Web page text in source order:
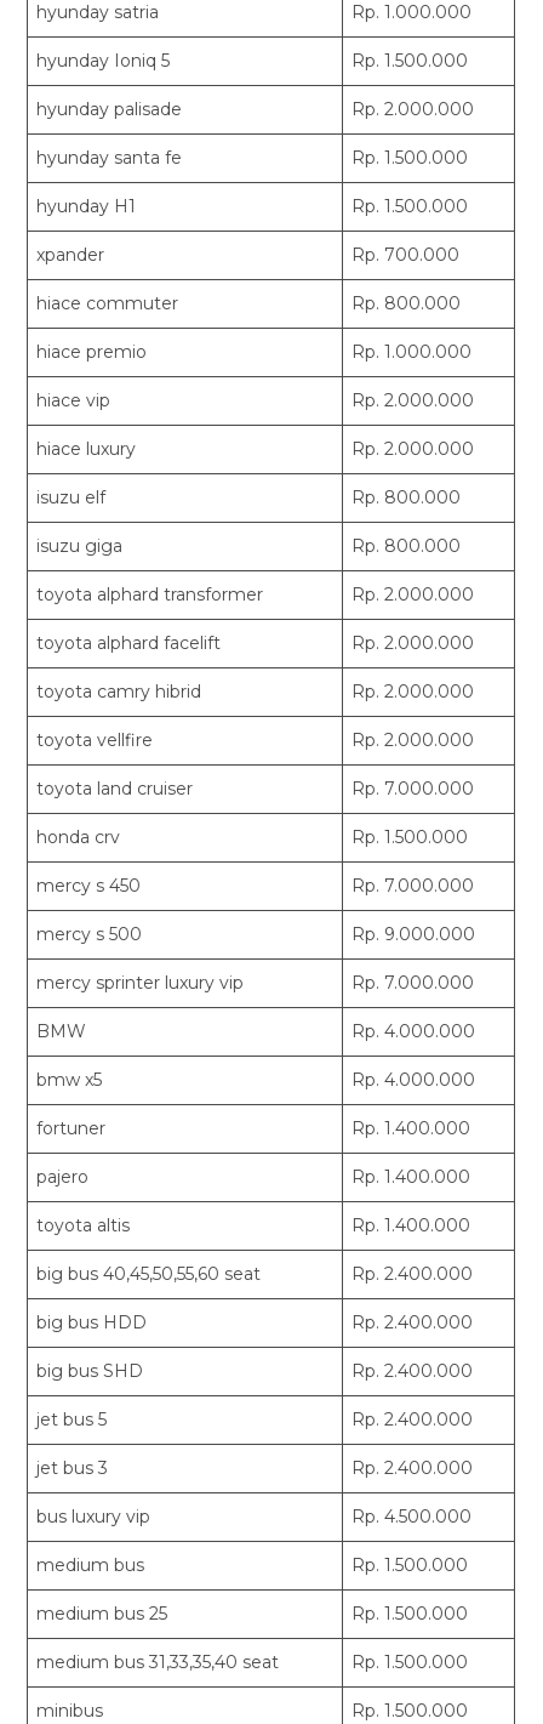
hyunday satria Rp. 1.000.000
hyunday Ioniq 5 Rp. 1.500.000
hyunday palisade Rp. 2.000.000
hyunday santa fe Rp. 1.500.000
hyunday H1 Rp. 1.500.000
xpander Rp. 700.000
hiace commuter Rp. 800.000
hiace premio Rp. 1.000.000
hiace vip Rp. 2.000.000
hiace luxury Rp. 2.000.000
isuzu elf Rp. 800.000
isuzu giga Rp. 800.000
toyota alphard transformer Rp. 2.000.000
toyota alphard facelift Rp. 2.000.000
toyota camry hibrid Rp. 2.000.000
toyota vellfire Rp. 2.000.000
toyota land cruiser Rp. 7.000.000
honda crv Rp. 1.500.000
mercy s 450 Rp. 7.000.000
mercy s 500 Rp. 9.000.000
mercy sprinter luxury vip Rp. 7.000.000
BMW Rp. 4.000.000
bmw x5 Rp. 4.000.000
fortuner Rp. 1.400.000
pajero Rp. 1.400.000
toyota altis Rp. 1.400.000
big bus 40,45,50,55,60 seat Rp. 2.400.000
big bus HDD Rp. 2.400.000
big bus SHD Rp. 2.400.000
jet bus 5 Rp. 2.400.000
jet bus 3 Rp. 2.400.000
bus luxury vip Rp. 4.500.000
medium bus Rp. 1.500.000
medium bus 25 Rp. 1.500.000
medium bus 31,33,35,40 seat Rp. 1.500.000
minibus Rp. 1.500.000